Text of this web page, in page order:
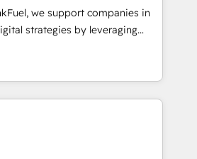
of your buyers, accelerating your
yourself as an undisputed
A methodology designed to
effectively and optimize your
transformation, our growth-first
brands dominate their
we support companies in
strategies by leveraging
their marketing and
growth. Our offer spans
We specialize in CRM
web design, sales
working with tech companies
since 2002, we are committed to